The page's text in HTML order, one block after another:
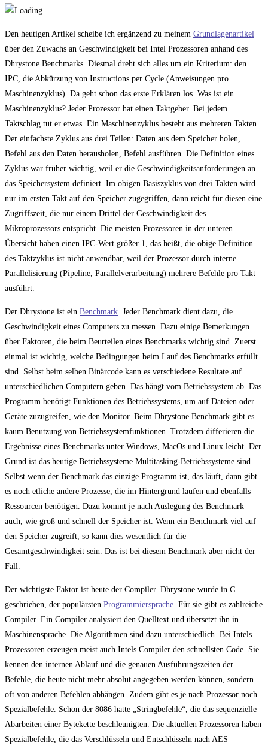
Den heutigen Artikel scheibe ich ergänzend zu meinem Grundlagenartikel
über den Zuwachs an Geschwindigkeit bei Intel Prozessoren anhand des
Dhrystone Benchmarks. Diesmal dreht sich alles um ein Kriterium: den
IPC, die Abkürzung von Instructions per Cycle (Anweisungen pro
Maschinenzyklus). Da geht schon das erste Erklären los. Was ist ein
Maschinenzyklus? Jeder Prozessor hat einen Taktgeber. Bei jedem
Taktschlag tut er etwas. Ein Maschinenzyklus besteht aus mehreren Takten.
Der einfachste Zyklus aus drei Teilen: Daten aus dem Speicher holen,
Befehl aus den Daten herausholen, Befehl ausführen. Die Definition eines
Zyklus war früher wichtig, weil er die Geschwindigkeitsanforderungen an
das Speichersystem definiert. Im obigen Basiszyklus von drei Takten wird
nur im ersten Takt auf den Speicher zugegriffen, dann reicht für diesen eine
Zugriffszeit, die nur einem Drittel der Geschwindigkeit des
Mikroprozessors entspricht. Die meisten Prozessoren in der unteren
Übersicht haben einen IPC-Wert größer 1, das heißt, die obige Definition
des Taktzyklus ist nicht anwendbar, weil der Prozessor durch interne
Parallelisierung (Pipeline, Parallelverarbeitung) mehrere Befehle pro Takt
ausführt.
Der Dhrystone ist ein Benchmark . Jeder Benchmark dient dazu, die
Geschwindigkeit eines Computers zu messen. Dazu einige Bemerkungen
über Faktoren, die beim Beurteilen eines Benchmarks wichtig sind. Zuerst
einmal ist wichtig, welche Bedingungen beim Lauf des Benchmarks erfüllt
sind. Selbst beim selben Binärcode kann es verschiedene Resultate auf
unterschiedlichen Computern geben. Das hängt vom Betriebssystem ab. Das
Programm benötigt Funktionen des Betriebssystems, um auf Dateien oder
Geräte zuzugreifen, wie den Monitor. Beim Dhrystone Benchmark gibt es
kaum Benutzung von Betriebssystemfunktionen. Trotzdem differieren die
Ergebnisse eines Benchmarks unter Windows, MacOs und Linux leicht. Der
Grund ist das heutige Betriebssysteme Multitasking-Betriebssysteme sind.
Selbst wenn der Benchmark das einzige Programm ist, das läuft, dann gibt
es noch etliche andere Prozesse, die im Hintergrund laufen und ebenfalls
Ressourcen benötigen. Dazu kommt je nach Auslegung des Benchmark
auch, wie groß und schnell der Speicher ist. Wenn ein Benchmark viel auf
den Speicher zugreift, so kann dies wesentlich für die
Gesamtgeschwindigkeit sein. Das ist bei diesem Benchmark aber nicht der
Fall.
Der wichtigste Faktor ist heute der Compiler. Dhrystone wurde in C
geschrieben, der populärsten Programmiersprache . Für sie gibt es zahlreiche
Compiler. Ein Compiler analysiert den Quelltext und übersetzt ihn in
Maschinensprache. Die Algorithmen sind dazu unterschiedlich. Bei Intels
Prozessoren erzeugen meist auch Intels Compiler den schnellsten Code. Sie
kennen den internen Ablauf und die genauen Ausführungszeiten der
Befehle, die heute nicht mehr absolut angegeben werden können, sondern
oft von anderen Befehlen abhängen. Zudem gibt es je nach Prozessor noch
Spezialbefehle. Schon der 8086 hatte „Stringbefehle“, die das sequenzielle
Abarbeiten einer Bytekette beschleunigten. Die aktuellen Prozessoren haben
Spezialbefehle, die das Verschlüsseln und Entschlüsseln nach AES